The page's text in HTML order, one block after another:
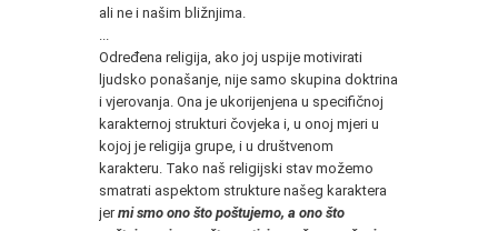
ali ne i našim bližnjima.
Određena religija, ako joj uspije motivirati
ljudsko ponašanje, nije samo skupina doktrina
i vjerovanja. Ona je ukorijenjena u specifičnoj
karakternoj strukturi čovjeka i, u onoj mjeri u
kojoj je religija grupe, i u društvenom
karakteru. Tako naš religijski stav možemo
smatrati aspektom strukture našeg karaktera
jermi smo ono što poštujemo, a ono što